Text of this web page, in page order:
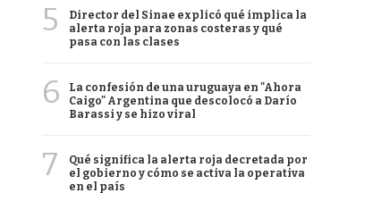
5
Director del Sinae explicó qué implica la
alerta roja para zonas costeras y qué
pasa con las clases
6
La confesión de una uruguaya en "Ahora
Caigo" Argentina que descolocó a Darío
Barassi y se hizo viral
7
Qué significa la alerta roja decretada por
el gobierno y cómo se activa la operativa
en el país